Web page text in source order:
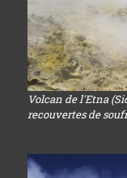
Volcan de l'Etna
recouvertes de